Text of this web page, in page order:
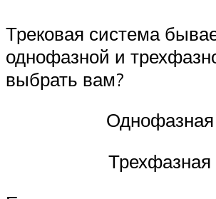
Трековая система
однофазной и
выбрать вам?
Однофазная
Трехфазная